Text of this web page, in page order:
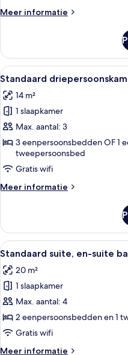
laden
Meer informatie
Meer
tweepersoonskamer,
en-
suite
Alle
foto's
voor
Standaard
driepersoonskamer,
en-
suite
badkamer
laden
19
Standaard
14 m²
1 slaapkamer
Max. aantal: 3
3 eenpersoonsbedden OF 1
tweepersoonsbed
Gratis wifi
Meer informatie
Meer
driepersoonskamer,
en-
suite
Alle
foto's
voor
Standaard
suite,
en-
suite
12
Standaard suite, en-suite
20 m²
1 slaapkamer
Max. aantal: 4
2 eenpersoonsbedden en 1
Gratis wifi
Meer informatie
Meer